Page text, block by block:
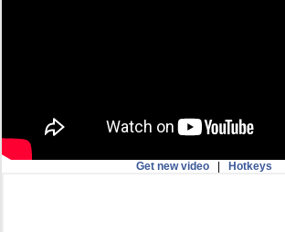
Get new video |Hotkeys